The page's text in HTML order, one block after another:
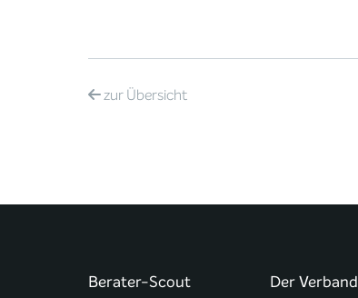
zurÜbersicht
Berater-Scout Der Verband